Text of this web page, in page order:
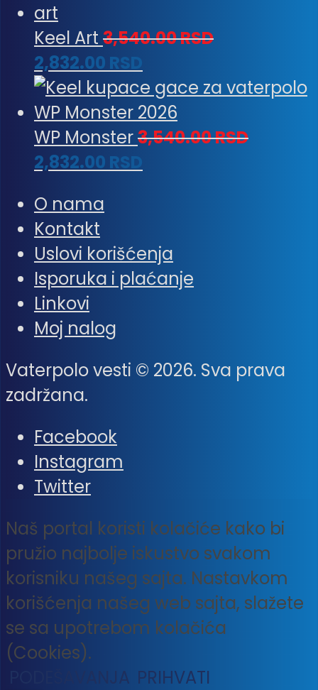
Keel Art 3,540.00RSD
2,832.00 RSD
WP Monster3,540.00RSD
2,832.00 RSD
O nama
Kontakt
Uslovi korišćenja
Isporuka i plaćanje
Linkovi
Moj nalog
Vaterpolo vesti © 2026. Sva prava
zadržana.
Facebook
Instagram
Twitter
Naš portal koristi kolačiće kako bi
pružio najbolje iskustvo svakom
korisniku našeg sajta. Nastavkom
korišćenja našeg web sajta, slažete
se sa upotrebom kolačića
(Cookies).
PODEŠAVANJA PRIHVATI